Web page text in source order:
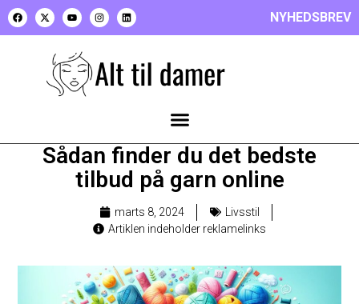
NYHEDSBREV
Sådan finder du det bedste
tilbud på garn online
marts 8, 2024
Livsstil
Artiklen indeholder reklamelinks